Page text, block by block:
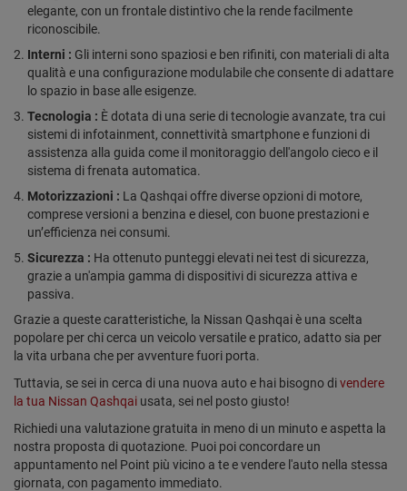
elegante, con un frontale distintivo che la rende facilmente
riconoscibile.
Interni : Gli interni sono spaziosi e ben rifiniti, con materiali di alta
qualità e una configurazione modulabile che consente di adattare
lo spazio in base alle esigenze.
Tecnologia : È dotata di una serie di tecnologie avanzate, tra cui
sistemi di infotainment, connettività smartphone e funzioni di
assistenza alla guida come il monitoraggio dell'angolo cieco e il
sistema di frenata automatica.
Motorizzazioni : La Qashqai offre diverse opzioni di motore,
comprese versioni a benzina e diesel, con buone prestazioni e
un’efficienza nei consumi.
Sicurezza : Ha ottenuto punteggi elevati nei test di sicurezza,
grazie a un'ampia gamma di dispositivi di sicurezza attiva e
passiva.
Grazie a queste caratteristiche, la Nissan Qashqai è una scelta
popolare per chi cerca un veicolo versatile e pratico, adatto sia per
la vita urbana che per avventure fuori porta.
Tuttavia, se sei in cerca di una nuova auto e hai bisogno divendere
la tua Nissan Qashqai usata, sei nel posto giusto!
Richiedi una valutazione gratuita in meno di un minuto e aspetta la
nostra proposta di quotazione. Puoi poi concordare un
appuntamento nel Point più vicino a te e vendere l'auto nella stessa
giornata, con pagamento immediato.